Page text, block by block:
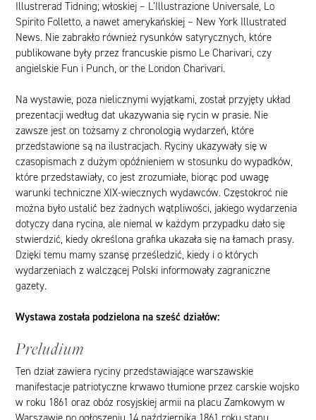
Illustrerad Tidning; włoskiej – L’Illustrazione Universale, Lo
Spirito Folletto, a nawet amerykańskiej – New York Illustrated
News. Nie zabrakło również rysunków satyrycznych, które
publikowane były przez francuskie pismo Le Charivari, czy
angielskie Fun i Punch, or the London Charivari.
Na wystawie, poza nielicznymi wyjątkami, został przyjęty układ
prezentacji według dat ukazywania się rycin w prasie. Nie
zawsze jest on tożsamy z chronologią wydarzeń, które
przedstawione są na ilustracjach. Ryciny ukazywały się w
czasopismach z dużym opóźnieniem w stosunku do wypadków,
które przedstawiały, co jest zrozumiałe, biorąc pod uwagę
warunki techniczne XIX-wiecznych wydawców. Częstokroć nie
można było ustalić bez żadnych wątpliwości, jakiego wydarzenia
dotyczy dana rycina, ale niemal w każdym przypadku dało się
stwierdzić, kiedy określona grafika ukazała się na łamach prasy.
Dzięki temu mamy szansę prześledzić, kiedy i o których
wydarzeniach z walczącej Polski informowały zagraniczne
gazety.
Wystawa została podzielona na sześć działów:
Preludium
Ten dział zawiera ryciny przedstawiające warszawskie
manifestacje patriotyczne krwawo tłumione przez carskie wojsko
w roku 1861 oraz obóz rosyjskiej armii na placu Zamkowym w